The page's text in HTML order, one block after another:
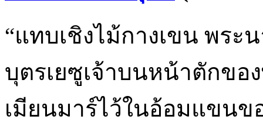
“แทบเชิงไม้กางเขน พระ
บุตรเยซูเจ้าบนหน้าตักขอ
เมียนมาร์ไว้ในอ้อมแขนข